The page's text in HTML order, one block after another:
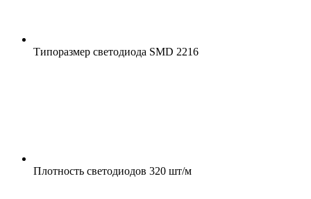
Типоразмер светодиода SMD 2216
Плотность светодиодов 320 шт/м